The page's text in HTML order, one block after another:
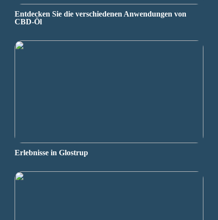
Entdecken Sie die verschiedenen Anwendungen von
CBD-Öl
Erlebnisse in Glostrup